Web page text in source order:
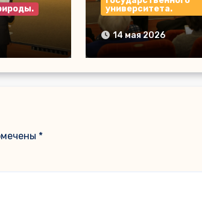
кафедре
университета.
Гаранин Валериан
Иванович
14 мая 2026
*